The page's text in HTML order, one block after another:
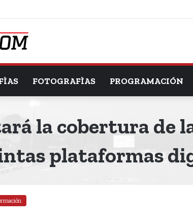
FOTOGRAFÌAS PROGRAMACIÓN
la cobertura de
plataformas